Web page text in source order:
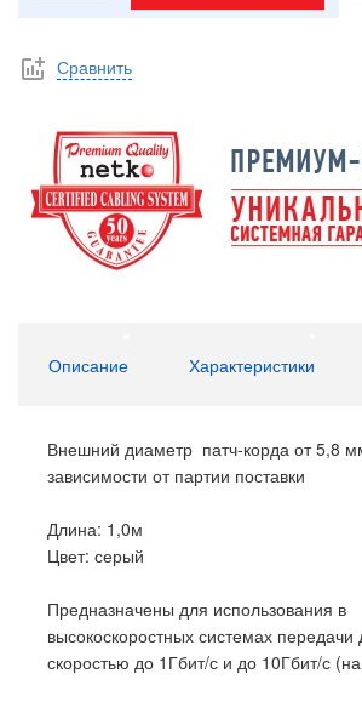
Сравнить
Описание Характеристики
Внешний диаметр патч-корда от 5,8
зависимости от партии поставки
Длина: 1,0м
Цвет: серый
Предназначены для использования в
высокоскоростных системах
скоростью до 1Гбит/с и до 10Гбит/с